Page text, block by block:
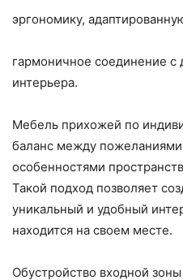
эргономику,
гармоничное соединение с
интерьера.
Мебель прихожей по
баланс между
особенностями
Такой подход позволяет
уникальный и удобный
находится на своем месте.
Обустройство входной